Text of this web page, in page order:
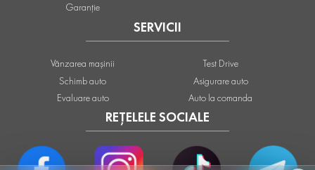
SERVICII
Vânzarea mașinii
Schimb auto
Evaluare auto
Test Drive
Asigurare auto
Auto la comanda
Garanție
REȚELELE SOCIALE